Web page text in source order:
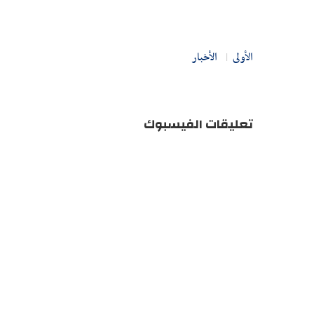
الأولى الأخبار
تعليقات الفيسبوك